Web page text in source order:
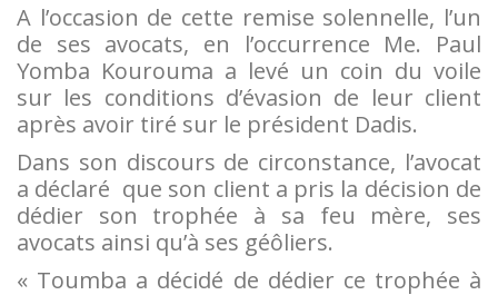
A l’occasion de cette remise solennelle, l’un
de ses avocats, en l’occurrence Me. Paul
Yomba Kourouma a levé un coin du voile
sur les conditions d’évasion de leur client
après avoir tiré sur le président Dadis.
Dans son discours de circonstance, l’avocat
a déclaré que son client a pris la décision de
dédier son trophée à sa feu mère, ses
avocats ainsi qu’à ses géôliers.
« Toumba a décidé de dédier ce trophée à